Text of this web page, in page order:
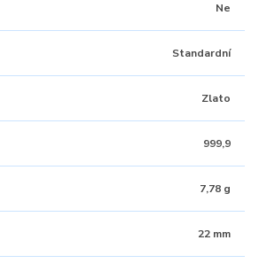
Ne
Standardní
Zlato
999,9
7,78 g
22 mm